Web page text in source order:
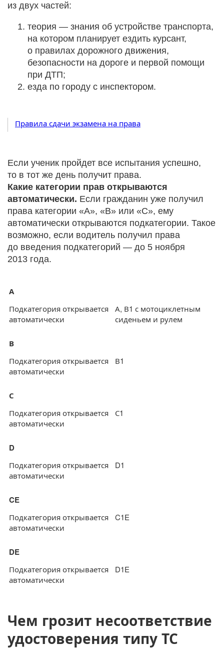
из двух частей:
теория — знания об устройстве транспорта,
на котором планирует ездить курсант,
о правилах дорожного движения,
безопасности на дороге и первой помощи
при ДТП;
езда по городу с инспектором.
Правила сдачи экзамена на права
Если ученик пройдет все испытания успешно,
то в тот же день получит права.
Какие категории прав открываются
автоматически. Если гражданин уже получил
права категории «А», «В» или «С», ему
автоматически открываются подкатегории. Такое
возможно, если водитель получил права
до введения подкатегорий — до 5 ноября
2013 года.
А
Подкатегория открывается
автоматически
А, В1 с мотоциклетным
сиденьем и рулем
В
Подкатегория открывается
автоматически
В1
С
Подкатегория открывается
автоматически
С1
D
Подкатегория открывается
автоматически
D1
CE
Подкатегория открывается
автоматически
C1E
DE
Подкатегория открывается
автоматически
D1E
Чем грозит несоответствие
удостоверения типу ТС